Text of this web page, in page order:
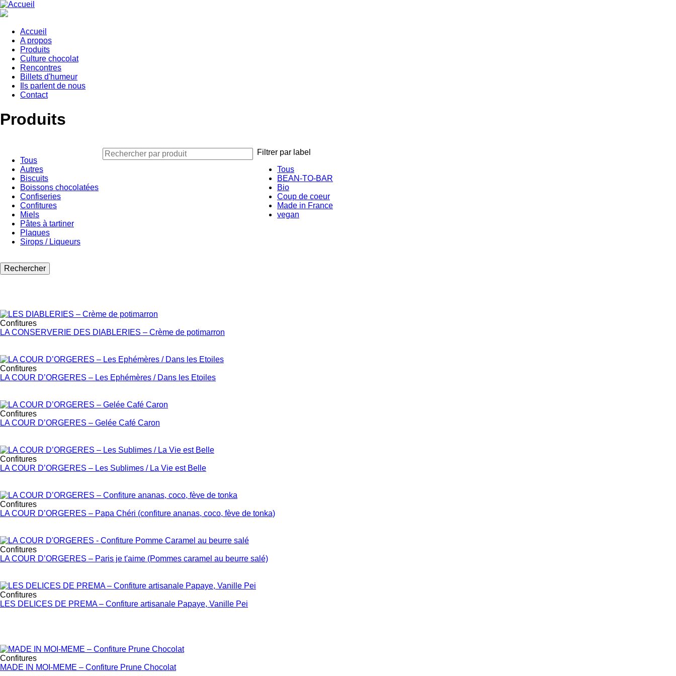
Aller
au
principal
Main
navigation
Accueil
A propos
Produits
Culture chocolat
Rencontres
Billets d'humeur
Ils parlent de nous
Contact
Produits
Tous
Autres
Biscuits
Boissons chocolatées
Confiseries
Confitures
Miels
Pâtes à tartiner
Plaques
Sirops / Liqueurs
Filtrer par label
Tous
BEAN-TO-BAR
Bio
Coup de coeur
Made in France
vegan
Confitures
LA CONSERVERIE DES DIABLERIES – Crème de potimarron
Confitures
LA COUR D’ORGERES – Les Ephémères / Dans les Etoiles
Confitures
LA COUR D’ORGERES – Gelée Café Caron
Confitures
LA COUR D’ORGERES – Les Sublimes / La Vie est Belle
Confitures
LA COUR D’ORGERES – Papa Chéri (confiture ananas, coco, fève de tonka)
Confitures
LA COUR D’ORGERES – Paris je t'aime (Pommes caramel au beurre salé)
Confitures
LES DELICES DE PREMA – Confiture artisanale Papaye, Vanille Pei
Confitures
MADE IN MOI-MEME – Confiture Prune Chocolat